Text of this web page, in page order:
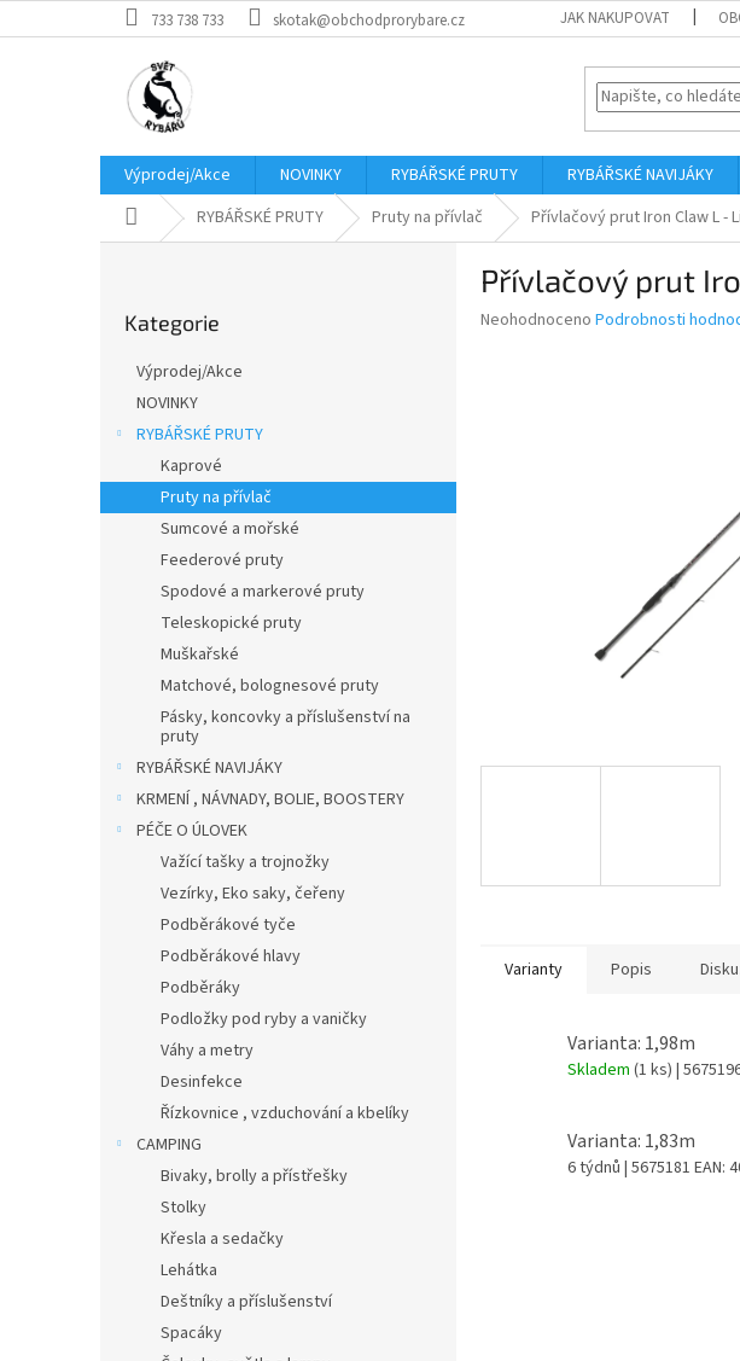
na
733 738 733 skotak@obchodprorybare.cz JAK NAKUPOVAT
Výprodej/Akce NOVINKY RYBÁŘSKÉ PRUTY RYBÁŘSKÉ NAVIJÁKY
Domů RYBÁŘSKÉ PRUTY Pruty na přívlač Přívlačový prut Iron Claw L -
a
kategorie
Kategorie
Výprodej/Akce
NOVINKY
RYBÁŘSKÉ PRUTY
Kaprové
Pruty na přívlač
Sumcové a mořské
Feederové pruty
Spodové a markerové pruty
Teleskopické pruty
Muškařské
Matchové, bolognesové pruty
Pásky, koncovky a příslušenství na
pruty
RYBÁŘSKÉ NAVIJÁKY
KRMENÍ , NÁVNADY, BOLIE, BOOSTERY
PÉČE O ÚLOVEK
Važící tašky a trojnožky
Vezírky, Eko saky, čeřeny
Podběrákové tyče
Podběrákové hlavy
Podběráky
Podložky pod ryby a vaničky
Váhy a metry
Desinfekce
Řízkovnice , vzduchování a kbelíky
CAMPING
Bivaky, brolly a přístřešky
Stolky
Křesla a sedačky
Lehátka
Deštníky a příslušenství
Spacáky
Přívlačový prut
Průměrné
Neohodnoceno Podrobnosti
Varianty Popis
Varianta: 1,98m
Skladem (1 ks) |
Varianta: 1,83m
6 týdnů | 5675181 EAN: